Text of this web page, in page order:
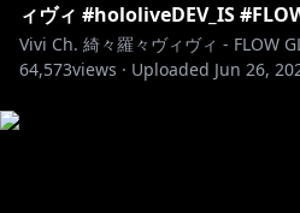
ィヴィ #hololiveDEV_IS
Vivi Ch. 綺々羅々ヴィヴィ - FLOW
64,573views · Uploaded Jun 26,